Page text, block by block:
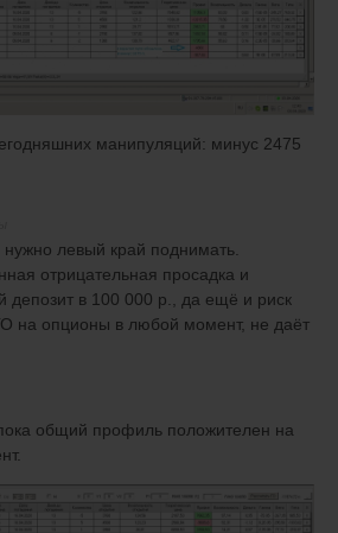
манипуляций: минус 2475
левый край поднимать.
отрицательная просадка и
депозит в 100 000 р., да ещё и риск
на опционы в любой момент, не даёт
общий профиль положителен на